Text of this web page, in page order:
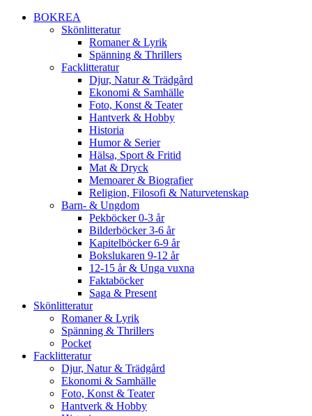
BOKREA
Skönlitteratur
Romaner & Lyrik
Spänning & Thrillers
Facklitteratur
Djur, Natur & Trädgård
Ekonomi & Samhälle
Foto, Konst & Teater
Hantverk & Hobby
Historia
Humor & Serier
Hälsa, Sport & Fritid
Mat & Dryck
Memoarer & Biografier
Religion, Filosofi & Naturvetenskap
Barn- & Ungdom
Pekböcker 0-3 år
Bilderböcker 3-6 år
Kapitelböcker 6-9 år
Bokslukaren 9-12 år
12-15 år & Unga vuxna
Faktaböcker
Saga & Present
Skönlitteratur
Romaner & Lyrik
Spänning & Thrillers
Pocket
Facklitteratur
Djur, Natur & Trädgård
Ekonomi & Samhälle
Foto, Konst & Teater
Hantverk & Hobby